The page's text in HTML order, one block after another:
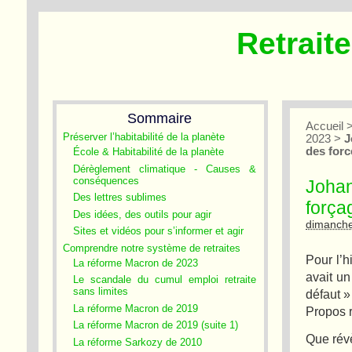
Sommaire
Préserver l’habitabilité de la planète
École & Habitabilité de la planète
Dérèglement climatique - Causes &
conséquences
Des lettres sublimes
Des idées, des outils pour agir
Sites et vidéos pour s’informer et agir
Comprendre notre système de retraites
La réforme Macron de 2023
Le scandale du cumul emploi retraite
sans limites
La réforme Macron de 2019
La réforme Macron de 2019 (suite 1)
La réforme Sarkozy de 2010
Accueil
2023 >
des
Pour
avait
défaut
Propos
Que